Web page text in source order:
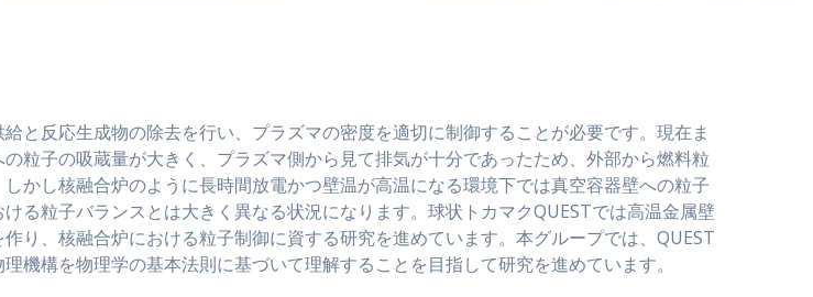
と反応生成物の除去を行い、プラズマの密度を適切に制御することが必要です。現在ま
粒子の吸蔵量が大きく、プラズマ側から見て排気が十分であったため、外部から燃料粒
かし核融合炉のように長時間放電かつ壁温が高温になる環境下では真空容器壁への粒子
る粒子バランスとは大きく異なる状況になります。球状トカマクQUESTでは高温金属壁
り、核融合炉における粒子制御に資する研究を進めています。本グループでは、QUEST
構を物理学の基本法則に基づいて理解することを目指して研究を進めています。